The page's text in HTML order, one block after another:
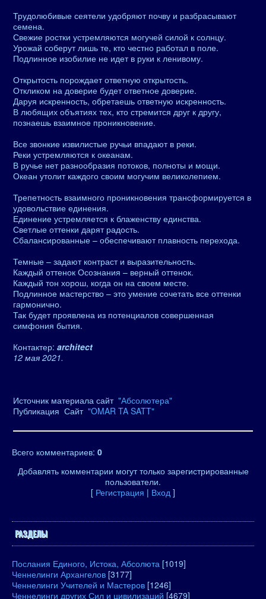
Трудолюбивые сеятели удобряют почву и разбрасывают
семена.
Свежие ростки устремляются могучей силой к солнцу.
Урожай соберут лишь те, кто честно работал в поле.
Подлинное изобилие не идет в руки к ленивому.
Открытость порождает ответную открытость.
Откликом на доверие будет ответное доверие.
Даруя искренность, обретаешь ответную искренность.
В любящих объятиях тех, кто стремится друг к другу,
познаешь взаимное проникновение.
Все звонкие извилистые ручьи впадают в реки.
Реки устремляются к океанам.
В ручье нет разнообразия потоков, полноты и мощи.
Океан утолит каждого своим могучим великолепием.
Трепетность взаимного проникновения трансформируется в
удовольствие единения.
Единение устремляется к блаженству единства.
Светлые оттенки дарят радость.
Сбалансированные – обеспечивают плавность перехода.
Темные – задают контраст и выразительность.
Каждый оттенок Осознания – верный оттенок.
Каждый тон хорош, когда он на своем месте.
Подлинное мастерство – это умение сочетать все оттенки
гармонично.
Так будет проявлена из потенциалов совершенная
симфония бытия.
Контактер: architect
12 мая 2021.
Источник материала сайт "Абсолютера"
Публикация Сайт "OMAR TA SATT"
Всего комментариев: 0
Добавлять комментарии могут только зарегистрированные
пользователи.
[ Регистрация | Вход ]
РАЗДЕЛЫ
Послания Единого, Истока, Абсолюта [1019]
Ченнелинги Архангелов [3177]
Ченнелинги Учителей и Мастеров [1246]
Ченнелинги других Сил и цивилизаций [4679]